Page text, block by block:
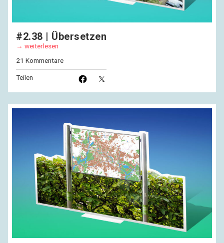
#2.38 | Übersetzen
weiterlesen
21 Kommentare
Teilen